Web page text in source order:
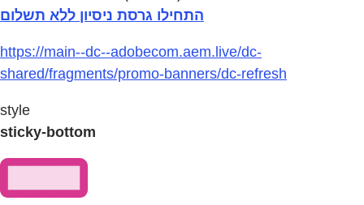
התחילו גרסת ניסיון ללא תשלום
https://main--dc--adobecom.aem.live/dc-
shared/fragments/promo-banners/dc-refresh
style
sticky-bottom